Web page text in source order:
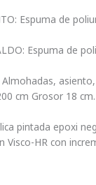
Espuma de
Espuma de
Almohadas,
cm Grosor 18
pintada epoxi
Visco-HR con